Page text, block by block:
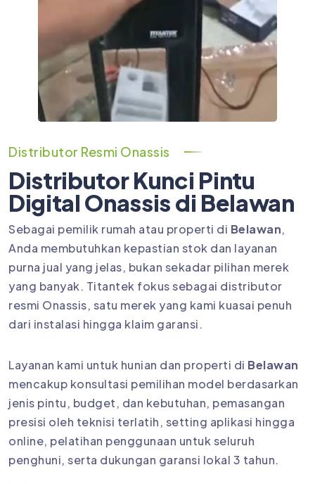
Distributor Resmi Onassis
Distributor Kunci Pintu
Digital Onassis di Belawan
Sebagai pemilik rumah atau properti di Belawan,
Anda membutuhkan kepastian stok dan layanan
purna jual yang jelas, bukan sekadar pilihan merek
yang banyak. Titantek fokus sebagai distributor
resmi Onassis, satu merek yang kami kuasai penuh
dari instalasi hingga klaim garansi.
Layanan kami untuk hunian dan properti di Belawan
mencakup konsultasi pemilihan model berdasarkan
jenis pintu, budget, dan kebutuhan, pemasangan
presisi oleh teknisi terlatih, setting aplikasi hingga
online, pelatihan penggunaan untuk seluruh
penghuni, serta dukungan garansi lokal 3 tahun.